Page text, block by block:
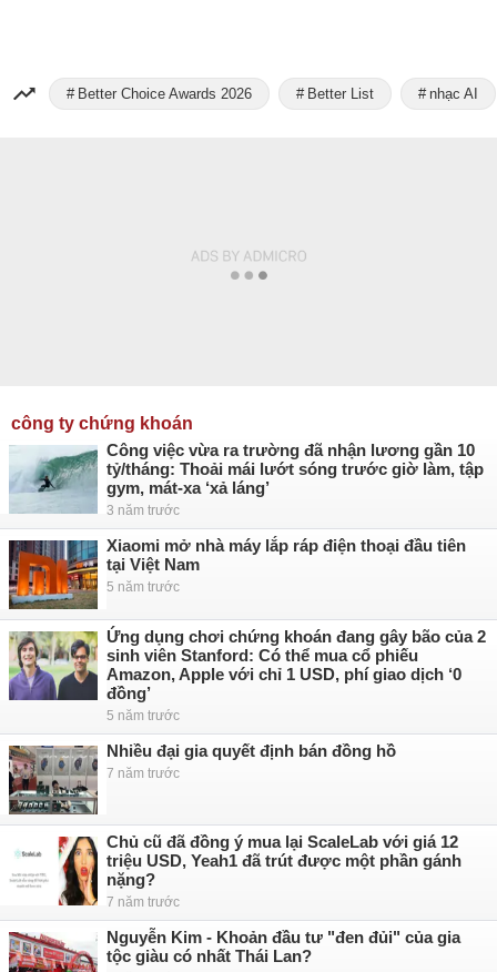
Better Choice Awards 2026 Better List nhạc AI
công ty chứng khoán
Công việc vừa ra trường đã nhận lương gần 10
tỷ/tháng: Thoải mái lướt sóng trước giờ làm, tập
gym, mát-xa ‘xả láng’
3 năm trước
Xiaomi mở nhà máy lắp ráp điện thoại đầu tiên
tại Việt Nam
5 năm trước
Ứng dụng chơi chứng khoán đang gây bão của 2
sinh viên Stanford: Có thể mua cổ phiếu
Amazon, Apple với chỉ 1 USD, phí giao dịch ‘0
đồng’
5 năm trước
Nhiều đại gia quyết định bán đồng hồ
7 năm trước
Chủ cũ đã đồng ý mua lại ScaleLab với giá 12
triệu USD, Yeah1 đã trút được một phần gánh
nặng?
7 năm trước
Nguyễn Kim - Khoản đầu tư "đen đủi" của gia
tộc giàu có nhất Thái Lan?